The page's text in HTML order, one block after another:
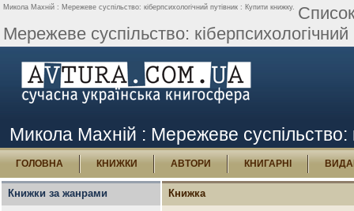
Микола Махній : Мережеве суспільство: кіберпсихологічний путівник : Купити книжку.
Мережеве суспільство: кіберпсихологічний
Микола Махній : Мережеве суспільство:
ГОЛОВНА КНИЖКИ АВТОРИ КНИГАРНІ
Книжки за жанрами Книжка